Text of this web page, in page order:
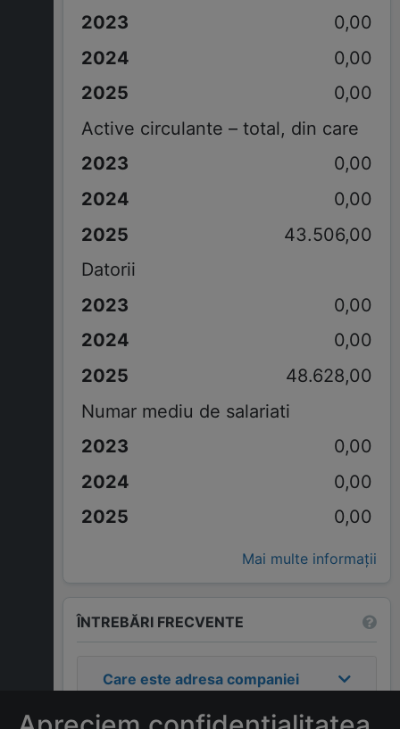
0,00
0,00
0,00
Active circulante – total, din care
0,00
0,00
43.506,00
Datorii
0,00
0,00
48.628,00
Numar mediu de salariati
0,00
0,00
0,00
Mai multe informații
ÎNTREBĂRI FRECVENTE
Care este adresa companiei